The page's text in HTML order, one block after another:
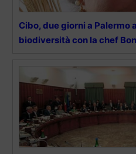
Cibo, due giorni a Palermo
biodiversità con la chef